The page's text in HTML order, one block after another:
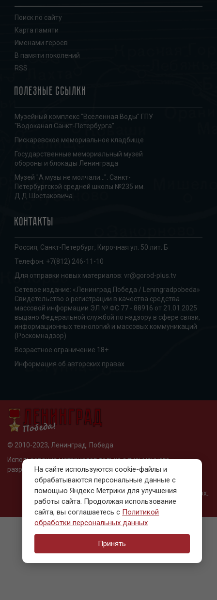
Поиск по сайту
Карта памяти
Именами героев
В памяти поколений
RSS
Полезные ссылки
Музейный комплекс "Вселенная Воды" ГПУ
"Водоканал Санкт-Петербурга"
Пискаревское мемориальное кладбище
Государственные мемориальный музей
обороны и блокады Ленинграда
Музей "А музы не молчали...". Санкт-
Петербургской средней школы №235 им.
Д.Д.Шостаковича
Контакты
Россия, Санкт-Петербург, Кирочная ул. 50 лит. Б
Телефон: +7(812) 246-11-10
Для отправки новых материалов: vr@gorod-plus.tv
Сетевое издание: «Ленинград.Победа / Leningradpobeda»
Свидетельство о регистрации в качества средства
массовой информации ЭЛ № ФС 77 - 88916 от 21.01.2025
выдано Федеральной службой по надзору в сфере связи,
информационных технологий и массовых коммуникаций
(Роскомнадзор)
Возрастное ограничение 18+.
Информация об авторских правах
© 2010-2023, Ленинград. Победа
Использование материалов только с письменного
разрешения редакции
Разработано в Web-Fox..
На сайте используются cookie-файлы и
обрабатываются персональные данные с
помощью Яндекс Метрики для улучшения
работы сайта. Продолжая использование
сайта, вы соглашаетесь с Политикой
обработки персональных данных
Принять